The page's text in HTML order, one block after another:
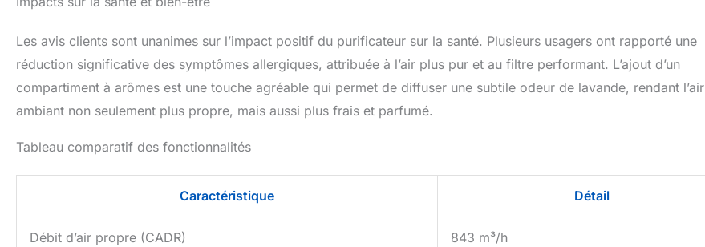
Les avis clients sont unanimes sur l’impact positif du purificateur sur la santé. Plusieurs usagers ont rapporté une
réduction significative des symptômes allergiques, attribuée à l’air plus pur et au filtre performant. L’ajout d’un
compartiment à arômes est une touche agréable qui permet de diffuser une subtile odeur de lavande, rendant l’air
ambiant non seulement plus propre, mais aussi plus frais et parfumé.
Tableau comparatif des fonctionnalités
Caractéristique Détail
Débit d’air propre (CADR) 843 m³/h